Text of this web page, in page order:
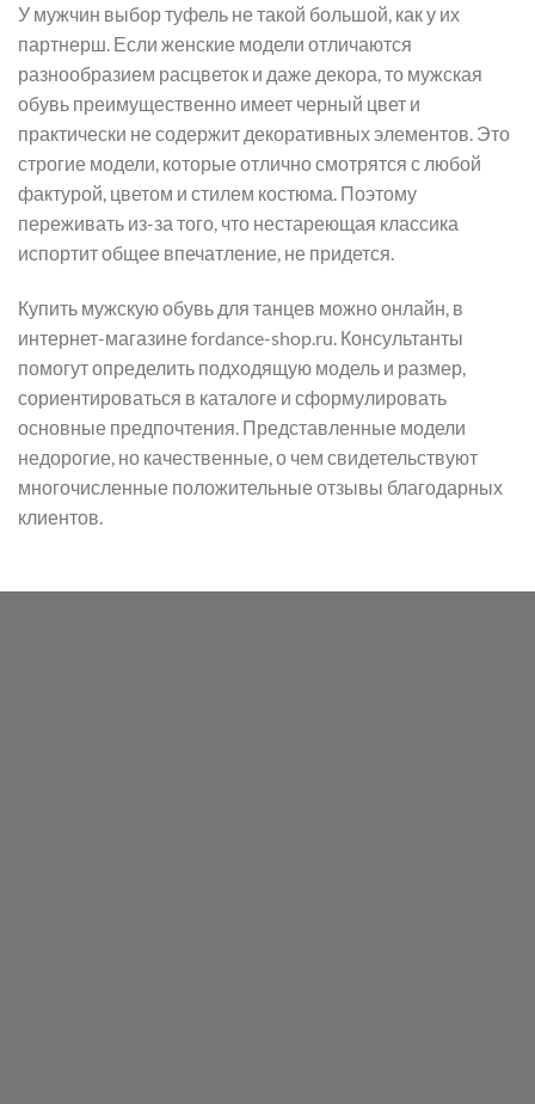
У мужчин выбор туфель не такой большой, как у их
партнерш. Если женские модели отличаются
разнообразием расцветок и даже декора, то мужская
обувь преимущественно имеет черный цвет и
практически не содержит декоративных элементов. Это
строгие модели, которые отлично смотрятся с любой
фактурой, цветом и стилем костюма. Поэтому
переживать из-за того, что нестареющая классика
испортит общее впечатление, не придется.
Купить мужскую обувь для танцев можно онлайн, в
интернет-магазине fordance-shop.ru. Консультанты
помогут определить подходящую модель и размер,
сориентироваться в каталоге и сформулировать
основные предпочтения. Представленные модели
недорогие, но качественные, о чем свидетельствуют
многочисленные положительные отзывы благодарных
клиентов.